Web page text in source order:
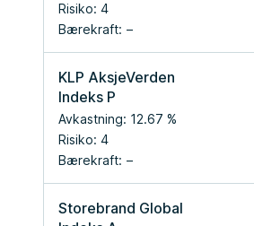
Risiko: 4
Bærekraft:
KLP AksjeVerden
Indeks P
Avkastning: 12.67 %
Risiko: 4
Bærekraft:
Storebrand Global